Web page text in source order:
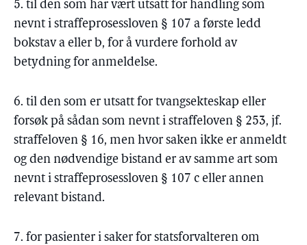
5. til den som har vært utsatt for handling som
nevnt i straffeprosessloven § 107 a første ledd
bokstav a eller b, for å vurdere forhold av
betydning for anmeldelse.
6. til den som er utsatt for tvangsekteskap eller
forsøk på sådan som nevnt i straffeloven § 253, jf.
straffeloven § 16, men hvor saken ikke er anmeldt
og den nødvendige bistand er av samme art som
nevnt i straffeprosessloven § 107 c eller annen
relevant bistand.
7. for pasienter i saker for statsforvalteren om